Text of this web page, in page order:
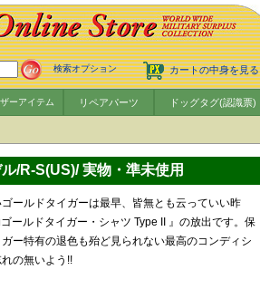
カートの中身を見る
検索オプション
ーアイテム リペアパーツ ドッグタグ(認識票)
/R-S(US)/ 実物・準未使用
ールドタイガーは最早、皆無とも云っていい昨
ールドタイガー・シャツ Type II 』の放出です。保
ー特有の退色も殆ど見られない最高のコンディシ
の無いよう!!